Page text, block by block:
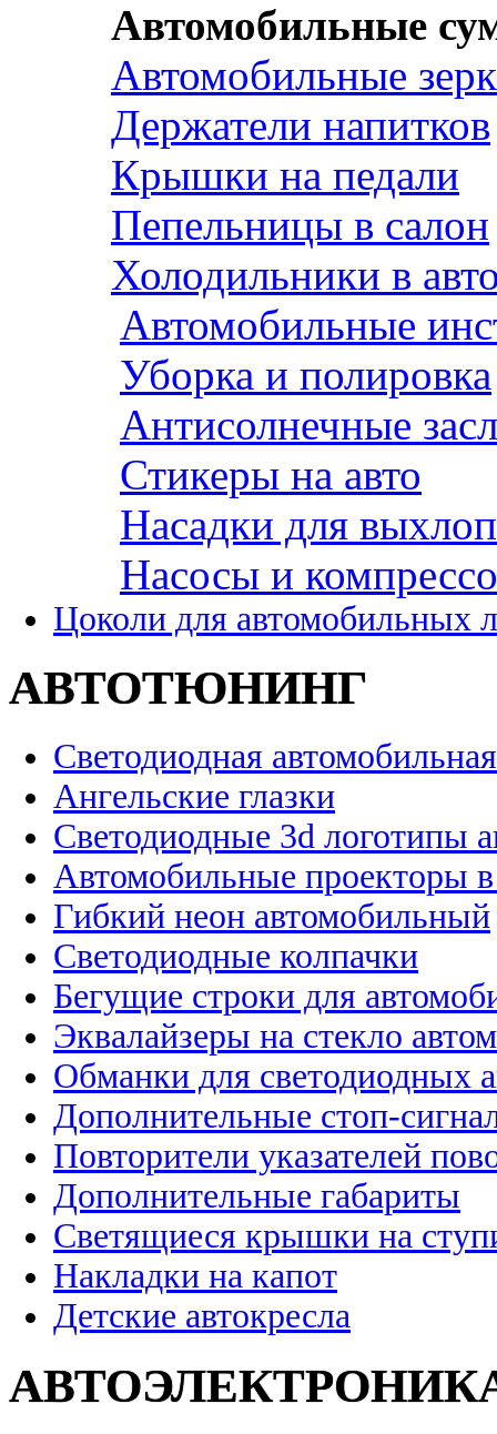
Автомобильные
Автомобильные
Держатели напитков
Крышки на педали
Пепельницы в салон
Холодильники в
Автомобильные
Уборка и полировка
Антисолнечные
Стикеры на авто
Насадки для
Насосы и
Цоколи для автомобильных
АВТОТЮНИНГ
Светодиодная
Ангельские глазки
Светодиодные 3d логотипы
Автомобильные проекторы
Гибкий неон автомобильный
Светодиодные колпачки
Бегущие строки для
Эквалайзеры на стекло
Обманки для светодиодных
Дополнительные стоп-
Повторители указателей
Дополнительные габариты
Светящиеся крышки на
Накладки на капот
Детские автокресла